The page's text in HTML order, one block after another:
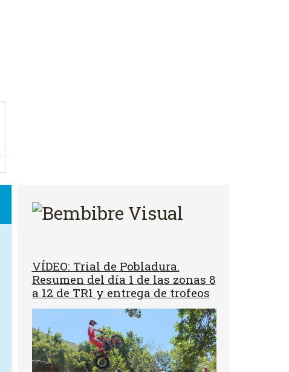
VÍDEO: Trial de Pobladura.
Resumen del día 1 de las zonas 8
a 12 de TR1 y entrega de trofeos